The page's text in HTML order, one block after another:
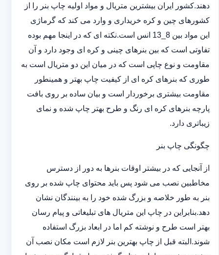
دهند.کشور ایران بیشترین متریال و مواد اولیه چاپ بنر را از
کشورهای چین و کره خریداری و وارد می کند که گرماژی
این مواد بین 8_13 انس است.نکته ای که در اینجا مهم بوده
تفاوتی است که بین بنرهای چینی و کره ای وجود دارد و آن
مقاومت و نوع چاپی است که در میان این دو متریال است به
طوری که بنرهای کره ای از کیفیت چاپ بهتر و همینطور
مقاومت بیشتری برخوردار است و بیان ساده بر روی بافت
پارچه بنرهای کره ای رنگ و طرح بهتر چاپ شده و نمای
زیباتری دارد.
چگونگی چاپ بنر
از آنجایی که در بیشتر اوقات بنرها به دور از دسترس
مخاطبین نصب می شود پس باید محتوای چاپ شده بر روی
بنر به طور خلاصه و بزرگ شده خود را به بینندگان نشان
دهد.بنابراین در چاپ این متریال های تبلیغاتی و پیام رسان
بهتر است طرح و نوشته کم اما در ابعاد بزرگ استفاده
شوند.البته قبل از چاپ بهترین بنر لازم است مکان نصب آن